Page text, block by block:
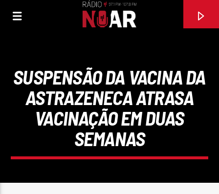
FAIXA ATUAL
SUSPENSÃO DA VACINA DA
ASTRAZENECA ATRASA
VACINAÇÃO EM DUAS
SEMANAS